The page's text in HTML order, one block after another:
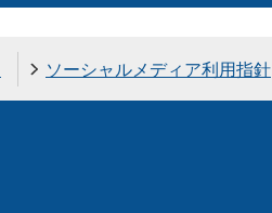
ソーシャルメディア利用指針